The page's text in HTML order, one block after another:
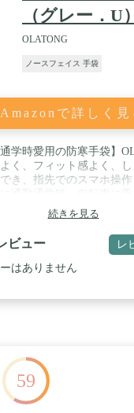
（グレー．U）
OLATONG
ノースフェイス 手袋
Amazonで詳しく見
通学時愛用の防寒手袋】
く、フィット感よく、
き、指先でのスマホ操作
！ / 【中も裏起毛の防寒設
たたかい裏起毛を加工され
手を守る。裏地は指先ま
て、保温性が高く熱を逃
嵌め心地、冬にアウトド
ように、タッチスクリーム
いです。 / 【撥水加工され
表面は防水ポリエステルで
手をドライで暖かく保ちま
続きを見る
ビュー レ
はありません
59